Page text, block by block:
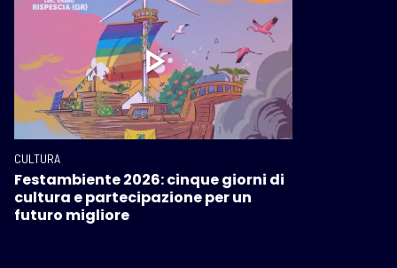
CULTURA
Festambiente 2026: cinque giorni di
cultura e partecipazione per un
futuro migliore